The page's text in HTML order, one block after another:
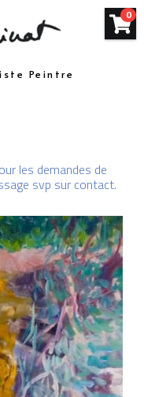
Peintre
0
les demandes de
svp sur contact.
×
BOUTIQUE